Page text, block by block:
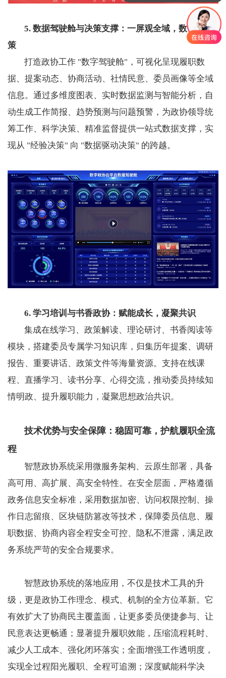
5. 数据驾驶舱与决策支撑：一屏观全域，数智辅决
策
打造政协工作 "数字驾驶舱"，可视化呈现履职数
据、提案动态、协商活动、社情民意、委员画像等全域
信息。通过多维度图表、实时数据监测与智能分析，自
动生成工作简报、趋势预测与问题预警，为政协领导统
筹工作、科学决策、精准监督提供一站式数据支撑，实
现从 "经验决策" 向 "数据驱动决策" 的跨越。
6. 学习培训与书香政协：赋能成长，凝聚共识
集成在线学习、政策解读、理论研讨、书香阅读等
模块，搭建委员专属学习知识库，归集历年提案、调研
报告、重要讲话、政策文件等海量资源。支持在线课
程、直播学习、读书分享、心得交流，推动委员持续知
情明政、提升履职能力，凝聚思想政治共识。
技术优势与安全保障：稳固可靠，护航履职全流
程
智慧政协系统采用微服务架构、云原生部署，具备
高可用、高扩展、高安全特性。在安全层面，严格遵循
政务信息安全标准，采用数据加密、访问权限控制、操
作日志留痕、区块链防篡改等技术，保障委员信息、履
职数据、协商内容全程安全可控、隐私不泄露，满足政
务系统严苛的安全合规要求。
智慧政协系统的落地应用，不仅是技术工具的升
级，更是政协工作理念、模式、机制的全方位革新。它
有效扩大了协商民主覆盖面，让更多委员便捷参与、让
民意表达更畅通；显著提升履职效能，压缩流程耗时、
减少人工成本、强化闭环落实；全面增强工作透明度，
实现全过程阳光履职、全程可追溯；深度赋能科学决
你们是怎么收费的呢